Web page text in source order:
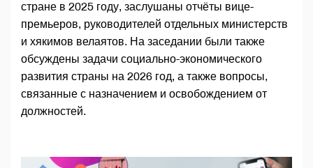
стране в 2025 году, заслушаны отчёты вице-
премьеров, руководителей отдельных министерств
и хякимов велаятов. На заседании были также
обсуждены задачи социально-экономического
развития страны на 2026 год, а также вопросы,
связанные с назначением и освобождением от
должностей.